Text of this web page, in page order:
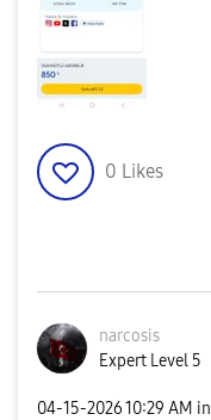
0 Likes
narcosis
Expert Level 5
‎04-15-202610:29 AM in